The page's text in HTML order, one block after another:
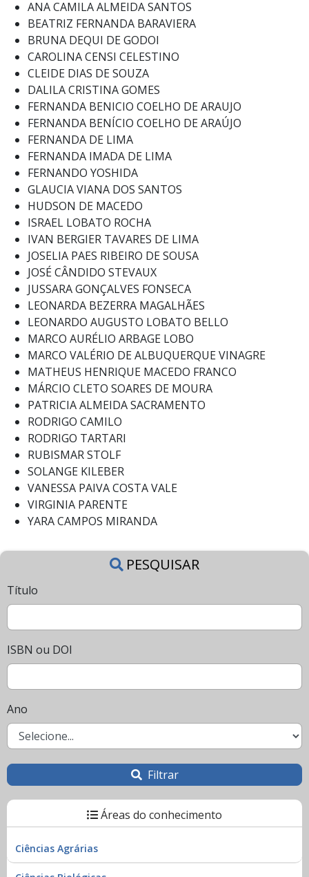
ANA CAMILA ALMEIDA SANTOS
BEATRIZ FERNANDA BARAVIERA
BRUNA DEQUI DE GODOI
CAROLINA CENSI CELESTINO
CLEIDE DIAS DE SOUZA
DALILA CRISTINA GOMES
FERNANDA BENICIO COELHO DE ARAUJO
FERNANDA BENÍCIO COELHO DE ARAÚJO
FERNANDA DE LIMA
FERNANDA IMADA DE LIMA
FERNANDO YOSHIDA
GLAUCIA VIANA DOS SANTOS
HUDSON DE MACEDO
ISRAEL LOBATO ROCHA
IVAN BERGIER TAVARES DE LIMA
JOSELIA PAES RIBEIRO DE SOUSA
JOSÉ CÂNDIDO STEVAUX
JUSSARA GONÇALVES FONSECA
LEONARDA BEZERRA MAGALHÃES
LEONARDO AUGUSTO LOBATO BELLO
MARCO AURÉLIO ARBAGE LOBO
MARCO VALÉRIO DE ALBUQUERQUE VINAGRE
MATHEUS HENRIQUE MACEDO FRANCO
MÁRCIO CLETO SOARES DE MOURA
PATRICIA ALMEIDA SACRAMENTO
RODRIGO CAMILO
RODRIGO TARTARI
RUBISMAR STOLF
SOLANGE KILEBER
VANESSA PAIVA COSTA VALE
VIRGINIA PARENTE
YARA CAMPOS MIRANDA
PESQUISAR
Título
ISBN ou DOI
Ano
Filtrar
Áreas do conhecimento
Ciências Agrárias